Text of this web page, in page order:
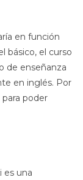
en función
básico, el curso
de enseñanza
en inglés. Por
poder
es una